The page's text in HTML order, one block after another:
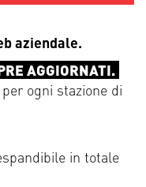
aziendale.
AGGIORNATI.
ogni stazione di
in totale